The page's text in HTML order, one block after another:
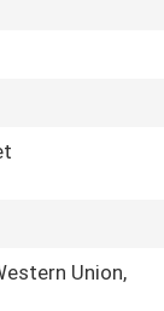
Union,